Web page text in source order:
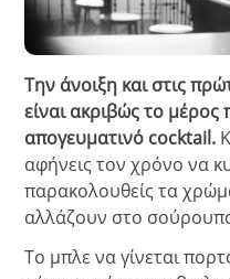
Την άνοιξη και στις
είναι ακριβώς το μέρος
απογευματινό cocktail.
αφήνεις τον χρόνο να
παρακολουθείς τα
αλλάζουν στο
Το μπλε να γίνεται